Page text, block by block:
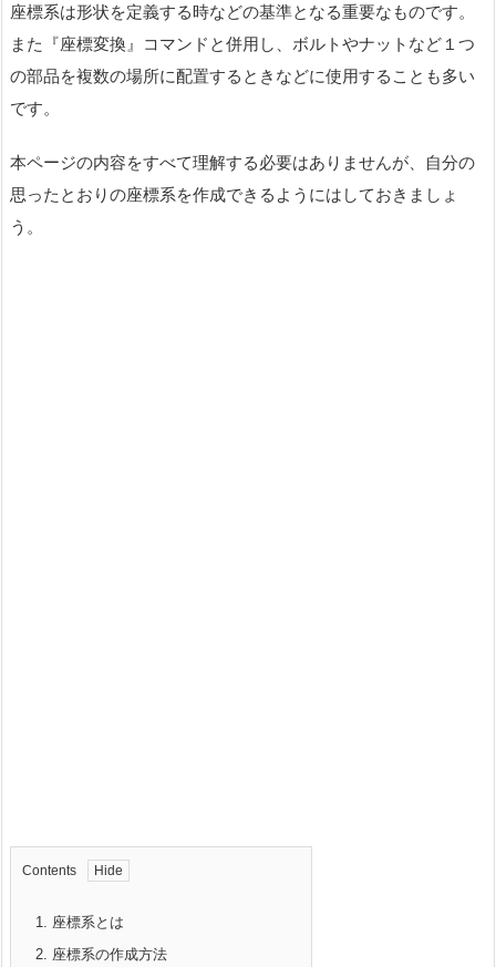
座標系は形状を定義する時などの基準となる重要なものです。
また『座標変換』コマンドと併用し、ボルトやナットなど１つ
の部品を複数の場所に配置するときなどに使用することも多い
です。
本ページの内容をすべて理解する必要はありませんが、自分の
思ったとおりの座標系を作成できるようにはしておきましょ
う。
Contents
1. 座標系とは
2. 座標系の作成方法